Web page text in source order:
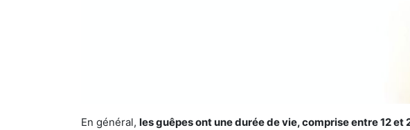
En général, les guêpes ont une durée de vie, comprise entre 12 et